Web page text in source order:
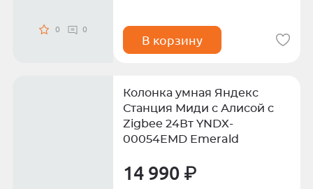
0 0
В корзину
Колонка умная Яндекс
Станция Миди с Алисой с
Zigbee 24Вт YNDX-
00054EMD Emerald
14 990 ₽